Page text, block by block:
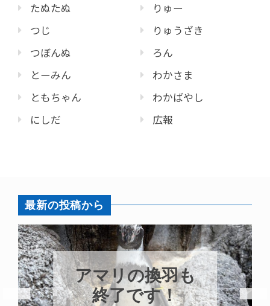
たぬたぬ
つじ
つぼんぬ
とーみん
ともちゃん
にしだ
りゅー
りゅうざき
ろん
わかさま
わかばやし
広報
最新の投稿から
アマリの換羽も
終了です！